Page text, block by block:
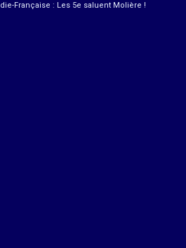
Française : Les 5e saluent Molière !